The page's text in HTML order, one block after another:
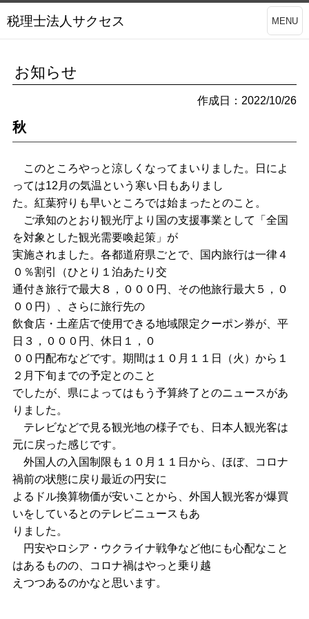
税理士法人サクセス MENU
お知らせ
作成日：2022/10/26
秋
このところやっと涼しくなってまいりました。日によ
っては12月の気温という寒い日もありまし
た。紅葉狩りも早いところでは始まったとのこと。
ご承知のとおり観光庁より国の支援事業として「全国
を対象とした観光需要喚起策」が
実施されました。各都道府県ごとで、国内旅行は一律４
０％割引（ひとり１泊あたり交
通付き旅行で最大８，０００円、その他旅行最大５，０
００円）、さらに旅行先の
飲食店・土産店で使用できる地域限定クーポン券が、平
日３，０００円、休日１，０
００円配布などです。期間は１０月１１日（火）から１
２月下旬までの予定とのこと
でしたが、県によってはもう予算終了とのニュースがあ
りました。
テレビなどで見る観光地の様子でも、日本人観光客は
元に戻った感じです。
外国人の入国制限も１０月１１日から、ほぼ、コロナ
禍前の状態に戻り最近の円安に
よるドル換算物価が安いことから、外国人観光客が爆買
いをしているとのテレビニュースもあ
りました。
円安やロシア・ウクライナ戦争など他にも心配なこと
はあるものの、コロナ禍はやっと乗り越
えつつあるのかなと思います。